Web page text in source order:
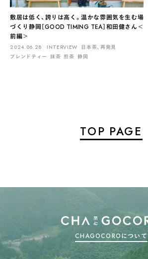
敷居は低く、誇りは高く。温かな雰囲気を生む場
づくり静岡［GOOD TIMING TEA］和田健さん＜
前編＞
2024.06.28 INTERVIEW
日本茶、再発見
ブレンドティー 抹茶 煎茶 静岡
TOP PAGE
CHAGOCOROについて